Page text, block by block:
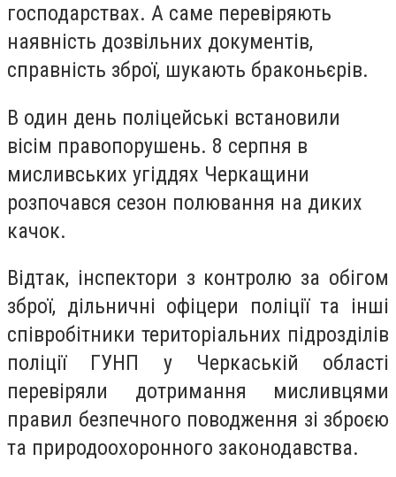
господарствах. А саме перевіряють
наявність дозвільних документів,
справність зброї, шукають браконьєрів.
В один день поліцейські встановили
вісім правопорушень. 8 серпня в
мисливських угіддях Черкащини
розпочався сезон полювання на диких
качок.
Відтак, інспектори з контролю за обігом
зброї, дільничні офіцери поліції та інші
співробітники територіальних підрозділів
поліції ГУНП у Черкаській області
перевіряли дотримання мисливцями
правил безпечного поводження зі зброєю
та природоохоронного законодавства.